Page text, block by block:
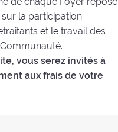
la participation
et le travail des
vous serez invités à
aux frais de votre